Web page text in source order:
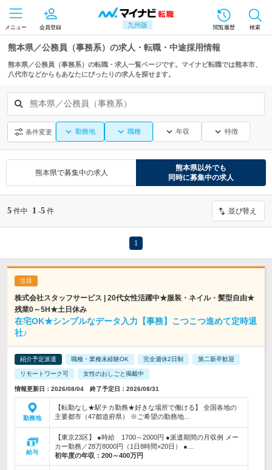
九州版
メニュー 会員登録 閲覧履歴 検索
熊本県／公務員（事務系）の求人・転職・中途採用情報
熊本県／公務員（事務系）の転職・求人一覧ページです。マイナビ転職では熊本市、
八代市などからもあなたにぴったりの求人を探せます。
熊本県／公務員（事務系）
条件変更 勤務地 職種 年収 特徴
熊本県で募集中の求人
熊本県以外でも
同時に募集中の求人
5 件中 1 -5 件 並び替え
1
株式会社スタッフサービス | 20代女性活躍中★服装・ネイル・髪型自由★
残業0～5H★土日休み
在宅OK★シンプルなデータ入力【事務】こつこつ進めて定時退
社♪
紹介予定派遣 職種・業種未経験OK 完全週休2日制 第二新卒歓迎
リモートワーク可 女性のおしごと掲載中
情報更新日：2026/08/04 終了予定日：2026/08/31
勤務地
【転勤なし★駅チカ勤務★好きな場所で働ける】 全国各地の
主要都市（47都道府県） ※ご希望の勤務地…
給与
【東京23区】 ●時給 1700～2000円 ●派遣期間の月収例 メー
カー勤務／28万8000円（1日8時間×20日） ●…
初年度の年収： 200～400万円